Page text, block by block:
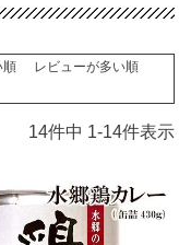
順
レビューが多い順
14件中 1-14件表示